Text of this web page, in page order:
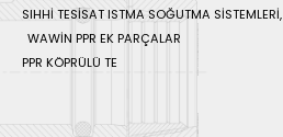
SIHHİ TESİSAT ISTMA SOĞUTMA SİSTEMLERİ,
WAWİN PPR EK PARÇALAR
PPR KÖPRÜLÜ TE